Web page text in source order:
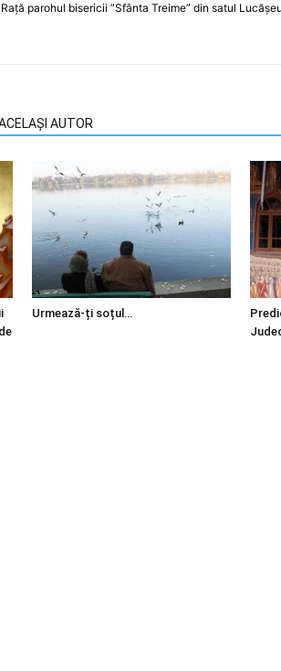
parohul bisericii ”Sfânta Treime” din satul
AUTOR
Urmează-ți soțul…